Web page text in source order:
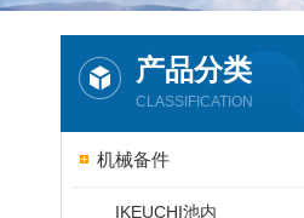
产品分类
CLASSIFICATION
机械备件
IKEUCHI池内